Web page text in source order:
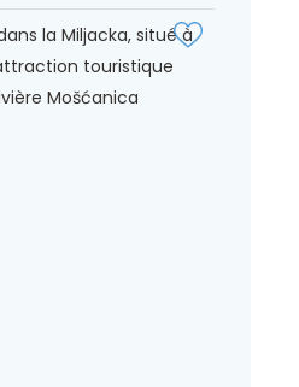
la Miljacka, situé à
touristique
Mošćanica